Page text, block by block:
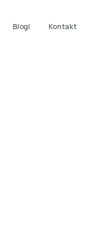
Blogi Kontakt